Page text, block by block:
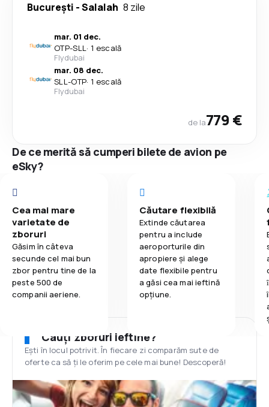
București -Salalah 8 zile
mar. 01 dec.
OTP-SLL· 1 escală
Flydubai
mar. 08 dec.
SLL-OTP· 1 escală
Flydubai
de la779 €
De ce merită să cumperi bilete de avion pe
eSky?
Cea mai mare
varietate de
zboruri
Găsim în câteva
secunde cel mai bun
zbor pentru tine de la
peste 500 de
companii aeriene.
Căutare flexibilă
Extinde căutarea
pentru a include
aeroporturile din
apropiere și alege
date flexibile pentru
a găsi cea mai ieftină
opțiune.
Cauți zboruri ieftine?
Ești în locul potrivit. În fiecare zi comparăm sute de
oferte ca să ți le oferim pe cele mai bune! Descoperă!